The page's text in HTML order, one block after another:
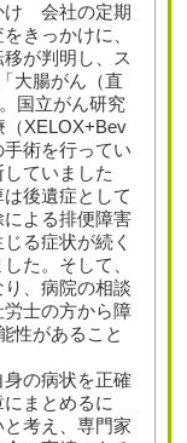
け 会社の定期
きっかけに、
が判明し、ス
大腸がん（直
国立がん研究
（XELOX+Bev
術を行ってい
ていました
後遺症として
よる排便障害
る症状が続く
た。そして、
、病院の相談
士の方から障
性があること
の病状を正確
まとめるに
考え、専門家